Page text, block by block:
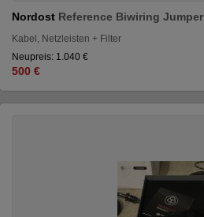
Nordost Reference Biwiring Jumper
Kabel, Netzleisten + Filter
Neupreis: 1.040 €
500 €